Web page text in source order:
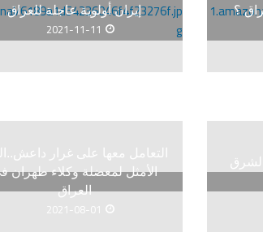
؟
إيران أولوية عاجلة للعراق
2021-11-11
التعامل معها على غرار
الأمثل لمعضلة وكلاء طهران
العراق
2021-08-01